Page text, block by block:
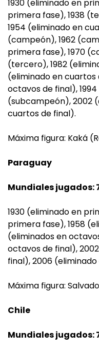
1930 (eliminado en
primera fase), 1938
1954 (eliminado en
(campeón), 1962
primera fase), 1970
(tercero), 1982
(eliminado en cuartos
octavos de final),
(subcampeón), 2002
cuartos de final).
Máxima figura: Kaká
Paraguay
Mundiales jugados:
1930 (eliminado en
primera fase), 1958
(eliminados en
octavos de final),
final), 2006
Máxima figura:
Chile
Mundiales jugados: